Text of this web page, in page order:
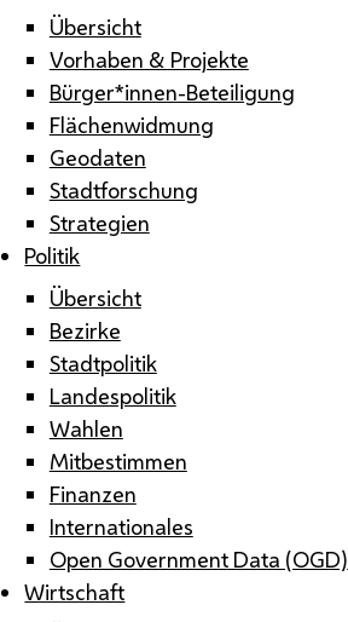
Übersicht
Vorhaben & Projekte
Bürger*innen-Beteiligung
Flächenwidmung
Geodaten
Stadtforschung
Strategien
Politik
Übersicht
Bezirke
Stadtpolitik
Landespolitik
Wahlen
Mitbestimmen
Finanzen
Internationales
Open Government Data (OGD)
Wirtschaft